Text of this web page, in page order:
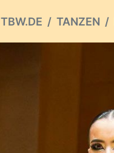
TBW.DE TANZEN